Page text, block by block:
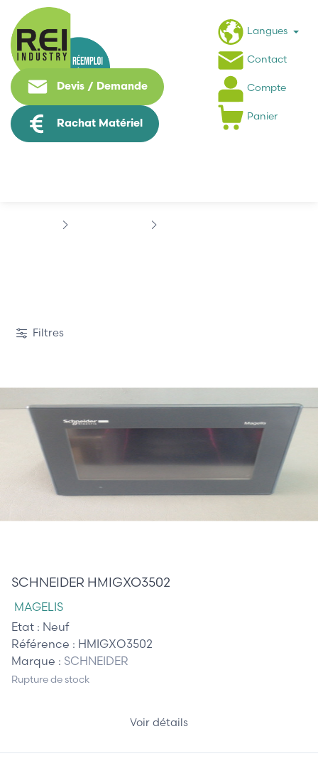
Devis / Demande
Rachat Matériel
Langues
Contact
Compte
Panier
Filtres
SCHNEIDER HMIGXO3502
MAGELIS
Etat : Neuf
Référence : HMIGXO3502
Marque : SCHNEIDER
Rupture de stock
Voir détails